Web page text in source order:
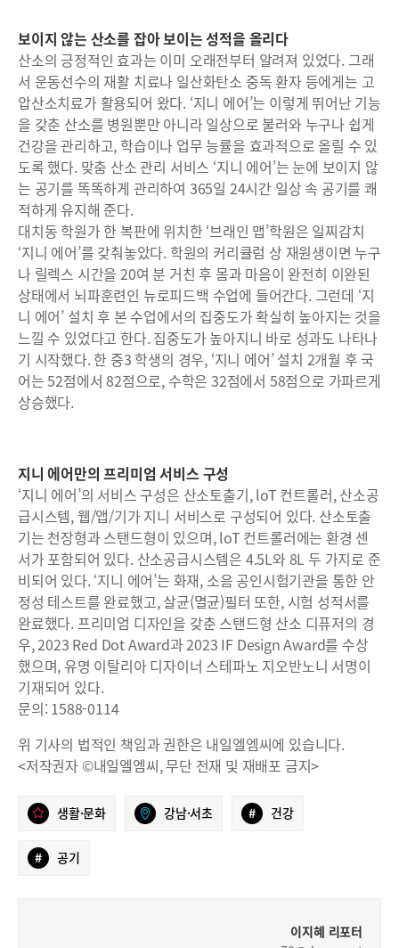
보이지 않는 산소를 잡아 보이는 성적을 올리다
산소의 긍정적인 효과는 이미 오래전부터 알려져 있었다. 그래
서 운동선수의 재활 치료나 일산화탄소 중독 환자 등에게는 고
압산소치료가 활용되어 왔다. ‘지니 에어’는 이렇게 뛰어난 기능
을 갖춘 산소를 병원뿐만 아니라 일상으로 불러와 누구나 쉽게
건강을 관리하고, 학습이나 업무 능률을 효과적으로 올릴 수 있
도록 했다. 맞춤 산소 관리 서비스 ‘지니 에어’는 눈에 보이지 않
는 공기를 똑똑하게 관리하여 365일 24시간 일상 속 공기를 쾌
적하게 유지해 준다.
대치동 학원가 한 복판에 위치한 ‘브래인 맵’학원은 일찌감치
‘지니 에어’를 갖춰놓았다. 학원의 커리큘럼 상 재원생이면 누구
나 릴렉스 시간을 20여 분 거친 후 몸과 마음이 완전히 이완된
상태에서 뇌파훈련인 뉴로피드백 수업에 들어간다. 그런데 ‘지
니 에어’ 설치 후 본 수업에서의 집중도가 확실히 높아지는 것을
느낄 수 있었다고 한다. 집중도가 높아지니 바로 성과도 나타나
기 시작했다. 한 중3 학생의 경우, ‘지니 에어’ 설치 2개월 후 국
어는 52점에서 82점으로, 수학은 32점에서 58점으로 가파르게
상승했다.
지니 에어만의 프리미엄 서비스 구성
‘지니 에어’의 서비스 구성은 산소토출기, loT 컨트롤러, 산소공
급시스템, 웹/앱/기가 지니 서비스로 구성되어 있다. 산소토출
기는 천장형과 스탠드형이 있으며, loT 컨트롤러에는 환경 센
서가 포함되어 있다. 산소공급시스템은 4.5L와 8L 두 가지로 준
비되어 있다. ‘지니 에어’는 화재, 소음 공인시험기관을 통한 안
정성 테스트를 완료했고, 살균(멸균)필터 또한, 시험 성적서를
완료했다. 프리미엄 디자인을 갖춘 스탠드형 산소 디퓨저의 경
우, 2023 Red Dot Award과 2023 IF Design Award를 수상
했으며, 유명 이탈리아 디자이너 스테파노 지오반노니 서명이
기재되어 있다.
문의: 1588-0114
위 기사의 법적인 책임과 권한은 내일엘엠씨에 있습니다.
<저작권자 ©내일엘엠씨, 무단 전재 및 재배포 금지>
생활·문화 강남·서초 # 건강
# 공기
이지혜 리포터